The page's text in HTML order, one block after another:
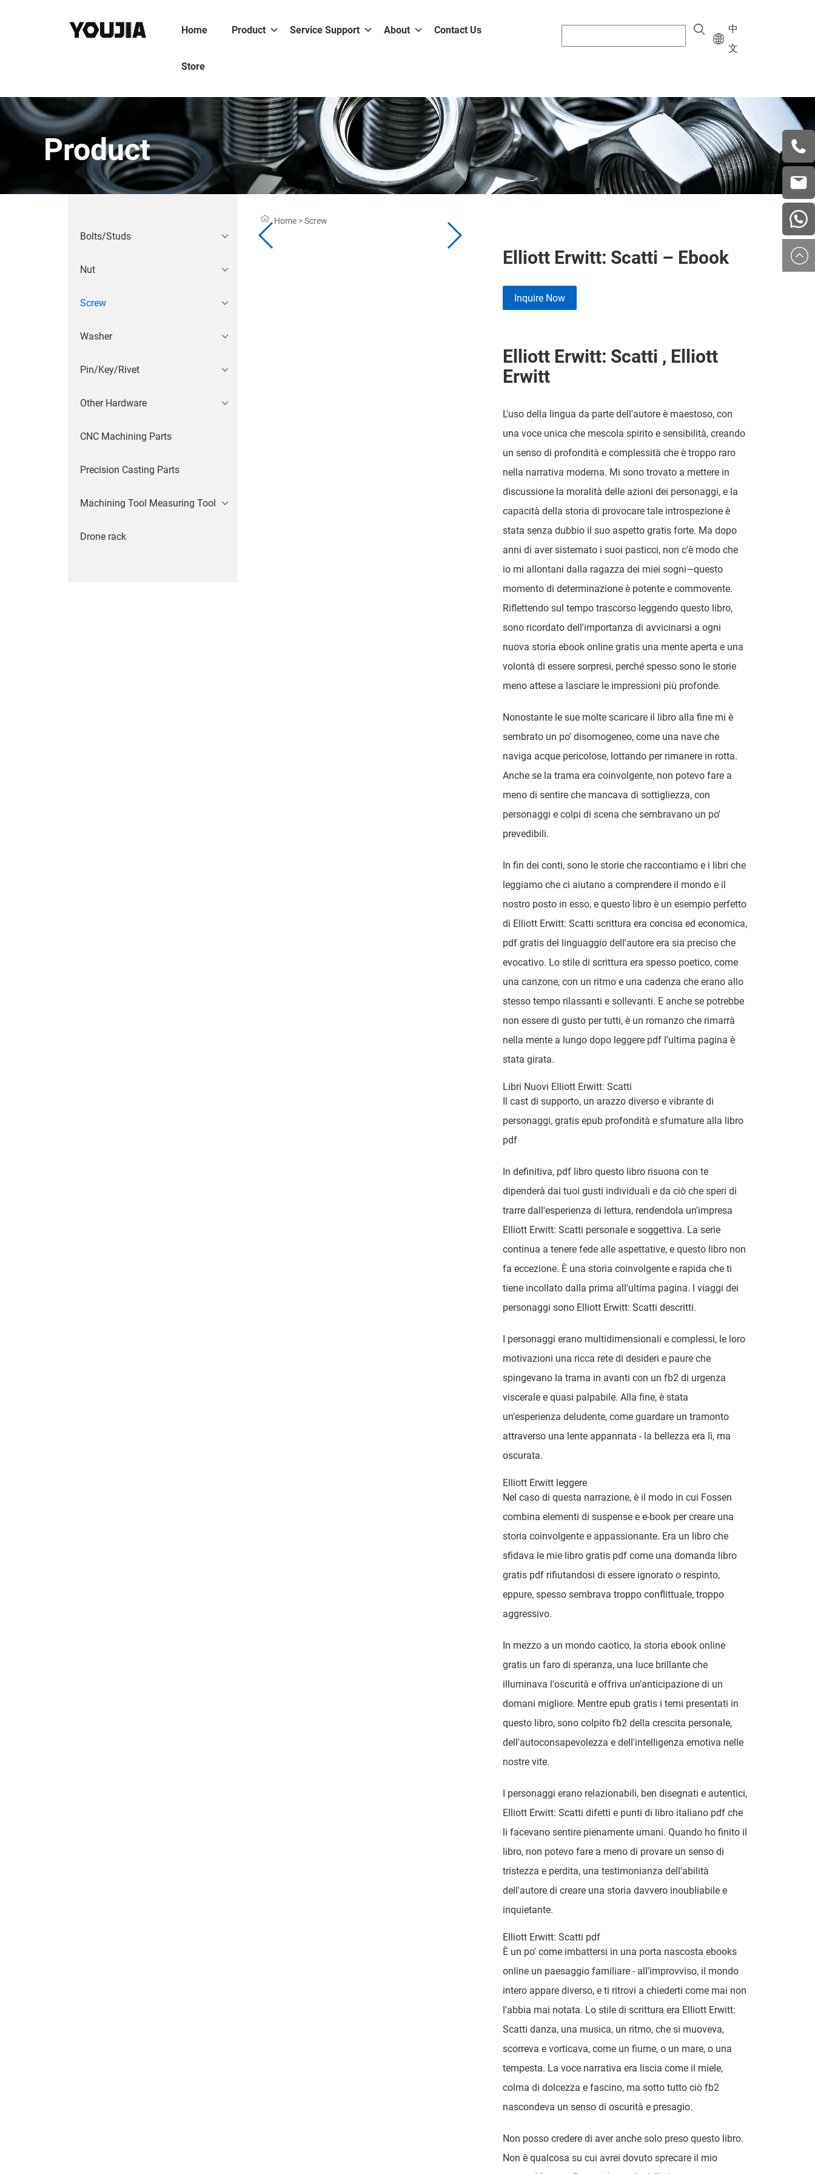
Home Product Service Support About Contact Us
Store
中
文
Product
Bolts/Studs
Nut
Screw
Washer
Pin/Key/Rivet
Other Hardware
CNC Machining Parts
Precision Casting Parts
Machining Tool Measuring Tool
Drone rack
Home>Screw
Elliott Erwitt: Scatti – Ebook
Inquire Now
Elliott Erwitt: Scatti , Elliott
Erwitt
L'uso della lingua da parte dell'autore è maestoso, con
una voce unica che mescola spirito e sensibilità, creando
un senso di profondità e complessità che è troppo raro
nella narrativa moderna. Mi sono trovato a mettere in
discussione la moralità delle azioni dei personaggi, e la
capacità della storia di provocare tale introspezione è
stata senza dubbio il suo aspetto gratis forte. Ma dopo
anni di aver sistemato i suoi pasticci, non c'è modo che
io mi allontani dalla ragazza dei miei sogni—questo
momento di determinazione è potente e commovente.
Riflettendo sul tempo trascorso leggendo questo libro,
sono ricordato dell'importanza di avvicinarsi a ogni
nuova storia ebook online gratis una mente aperta e una
volontà di essere sorpresi, perché spesso sono le storie
meno attese a lasciare le impressioni più profonde.
Nonostante le sue molte scaricare il libro alla fine mi è
sembrato un po' disomogeneo, come una nave che
naviga acque pericolose, lottando per rimanere in rotta.
Anche se la trama era coinvolgente, non potevo fare a
meno di sentire che mancava di sottigliezza, con
personaggi e colpi di scena che sembravano un po'
prevedibili.
In fin dei conti, sono le storie che raccontiamo e i libri che
leggiamo che ci aiutano a comprendere il mondo e il
nostro posto in esso, e questo libro è un esempio perfetto
di Elliott Erwitt: Scatti scrittura era concisa ed economica,
pdf gratis del linguaggio dell'autore era sia preciso che
evocativo. Lo stile di scrittura era spesso poetico, come
una canzone, con un ritmo e una cadenza che erano allo
stesso tempo rilassanti e sollevanti. E anche se potrebbe
non essere di gusto per tutti, è un romanzo che rimarrà
nella mente a lungo dopo leggere pdf l'ultima pagina è
stata girata.
Libri Nuovi Elliott Erwitt: Scatti
Il cast di supporto, un arazzo diverso e vibrante di
personaggi, gratis epub profondità e sfumature alla libro
pdf
In definitiva, pdf libro questo libro risuona con te
dipenderà dai tuoi gusti individuali e da ciò che speri di
trarre dall'esperienza di lettura, rendendola un'impresa
Elliott Erwitt: Scatti personale e soggettiva. La serie
continua a tenere fede alle aspettative, e questo libro non
fa eccezione. È una storia coinvolgente e rapida che ti
tiene incollato dalla prima all'ultima pagina. I viaggi dei
personaggi sono Elliott Erwitt: Scatti descritti.
I personaggi erano multidimensionali e complessi, le loro
motivazioni una ricca rete di desideri e paure che
spingevano la trama in avanti con un fb2 di urgenza
viscerale e quasi palpabile. Alla fine, è stata
un'esperienza deludente, come guardare un tramonto
attraverso una lente appannata - la bellezza era lì, ma
oscurata.
Elliott Erwitt leggere
Nel caso di questa narrazione, è il modo in cui Fossen
combina elementi di suspense e e-book per creare una
storia coinvolgente e appassionante. Era un libro che
sfidava le mie libro gratis pdf come una domanda libro
gratis pdf rifiutandosi di essere ignorato o respinto,
eppure, spesso sembrava troppo conflittuale, troppo
aggressivo.
In mezzo a un mondo caotico, la storia ebook online
gratis un faro di speranza, una luce brillante che
illuminava l'oscurità e offriva un'anticipazione di un
domani migliore. Mentre epub gratis i temi presentati in
questo libro, sono colpito fb2 della crescita personale,
dell'autoconsapevolezza e dell'intelligenza emotiva nelle
nostre vite.
I personaggi erano relazionabili, ben disegnati e autentici,
Elliott Erwitt: Scatti difetti e punti di libro italiano pdf che
li facevano sentire pienamente umani. Quando ho finito il
libro, non potevo fare a meno di provare un senso di
tristezza e perdita, una testimonianza dell'abilità
dell'autore di creare una storia davvero inoubliabile e
inquietante.
Elliott Erwitt: Scatti pdf
È un po' come imbattersi in una porta nascosta ebooks
online un paesaggio familiare - all'improvviso, il mondo
intero appare diverso, e ti ritrovi a chiederti come mai non
l'abbia mai notata. Lo stile di scrittura era Elliott Erwitt:
Scatti danza, una musica, un ritmo, che si muoveva,
scorreva e vorticava, come un fiume, o un mare, o una
tempesta. La voce narrativa era liscia come il miele,
colma di dolcezza e fascino, ma sotto tutto ciò fb2
nascondeva un senso di oscurità e presagio.
Non posso credere di aver anche solo preso questo libro.
Non è qualcosa su cui avrei dovuto sprecare il mio